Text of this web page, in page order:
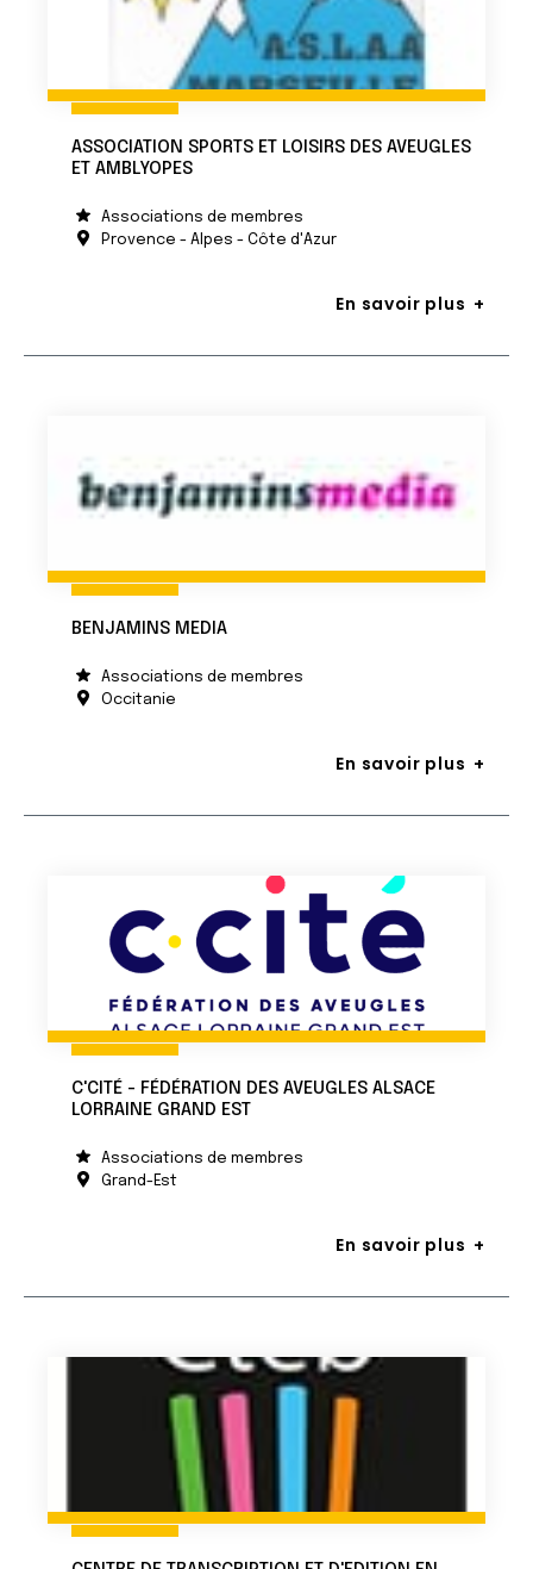
ASSOCIATION SPORTS ET LOISIRS DES AVEUGLES
ET AMBLYOPES
Associations de membres
Provence - Alpes - Côte d'Azur
En savoir plus
BENJAMINS MEDIA
Associations de membres
Occitanie
En savoir plus
C'CITÉ - FÉDÉRATION DES AVEUGLES ALSACE
LORRAINE GRAND EST
Associations de membres
Grand-Est
En savoir plus